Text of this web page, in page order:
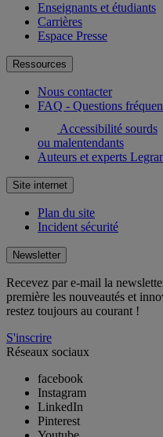
Enseignants et étudiants
Carrières
Espace Presse
Ressources
Nous contacter
FAQ - Questions
Accessibilité sourds
ou malentendants
Auteurs et experts
Site internet
Plan du site
Incident sécurité
Newsletter
Recevez par e-mail la
première les nouveautés et
restez toujours au courant !
S'inscrire
Réseaux sociaux
facebook
Instagram
LinkedIn
Pinterest